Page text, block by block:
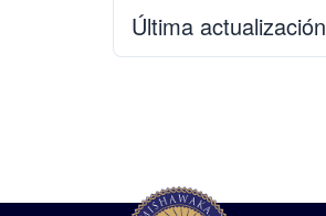
Última actualización